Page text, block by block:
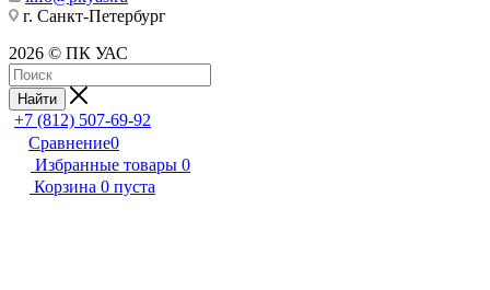
г. Санкт-Петербург
2026 © ПК УАС
Найти
+7 (812) 507-69-92
Сравнение0
Избранные товары 0
Корзина 0 пуста